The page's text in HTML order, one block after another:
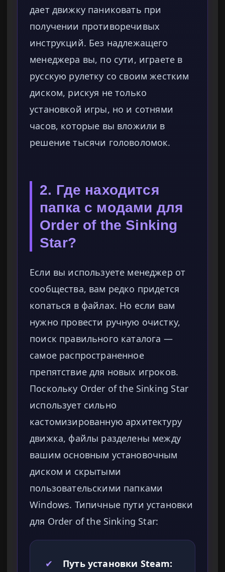
дает движку паниковать при
получении противоречивых
инструкций. Без надлежащего
менеджера вы, по сути, играете в
русскую рулетку со своим жестким
диском, рискуя не только
установкой игры, но и сотнями
часов, которые вы вложили в
решение тысячи головоломок.
2. Где находится
папка с модами для
Order of the Sinking
Star?
Если вы используете менеджер от
сообщества, вам редко придется
копаться в файлах. Но если вам
нужно провести ручную очистку,
поиск правильного каталога —
самое распространенное
препятствие для новых игроков.
Поскольку Order of the Sinking Star
использует сильно
кастомизированную архитектуру
движка, файлы разделены между
вашим основным установочным
диском и скрытыми
пользовательскими папками
Windows. Типичные пути установки
для Order of the Sinking Star:
✔
Путь установки Steam: